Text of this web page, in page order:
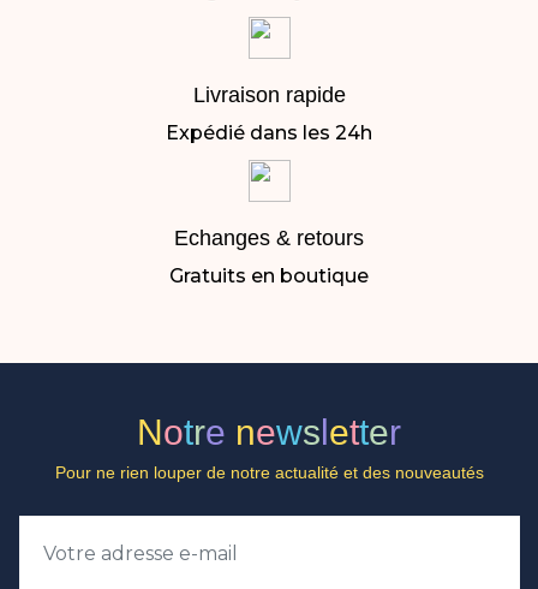
Livraison rapide
Expédié dans les 24h
Echanges & retours
Gratuits en boutique
Notre newsletter
Pour ne rien louper de notre actualité et des nouveautés